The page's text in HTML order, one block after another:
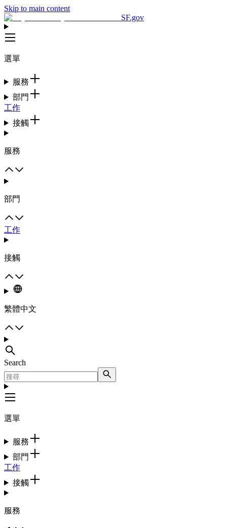
Skip to main content
SF.gov
選單
服務
部門
工作
接觸
服務
部門
工作
接觸
繁體中文
Search
選單
服務
部門
工作
接觸
服務